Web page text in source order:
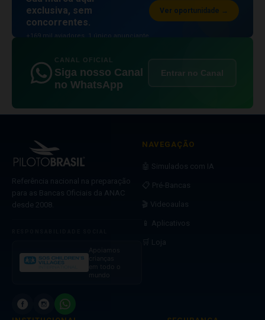
exclusiva, sem
concorrentes.
+169 mil aviadores. 1 único anunciante
Ver oportunidade →
CANAL OFICIAL
Siga nosso Canal
no WhatsApp
Entrar no Canal
Referência nacional na preparação
para as Bancas Oficiais da ANAC
desde 2008.
Apoiamos
crianças
em todo o
mundo
NAVEGAÇÃO
🤖 Simulados com IA
📋 Pré-Bancas
🎬 Videoaulas
📱 Aplicativos
🛒 Loja